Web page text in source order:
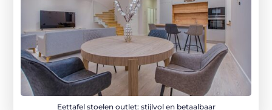
Eettafel stoelen outlet: stijlvol en betaalbaar